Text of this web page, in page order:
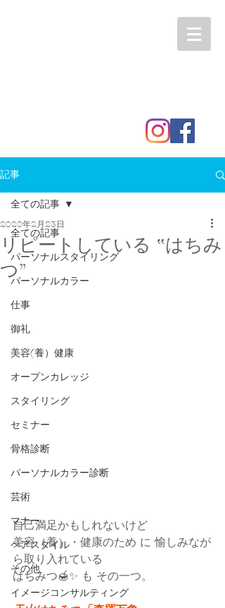
記事
全ての記事
パーソナルスタイリング
パーソナルカラー
仕事
御礼
美容(養）健康
オープンカレッジ
スタイリング
セミナー
骨格診断
パーソナルカラー診断
芸術
マナー
ヘアスタイル
その他
イメージコンサルティング
全ての記事
リピートしている ‟はちみ
つ”
2020年2月23日
自己満足かもしれないけど
美容（養）・健康のため に 愉しみなが
ら取り入れている
はちみつ🍯✨ も その一つ。